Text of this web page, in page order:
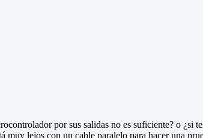
por sus salidas no es suficiente? o
muy lejos con un cable paralelo para hacer una